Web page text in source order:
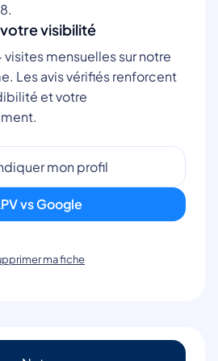
visibilité
mensuelles sur notre
Les avis vérifiés renforcent
et votre
mon profil
vs Google
ma fiche